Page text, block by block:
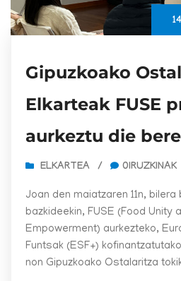
Gipuzkoako
Elkarteak FUSE
aurkeztu die
ELKARTEA / 0IRUZKINAK
Joan den maiatzaren 11n,
bazkideekin, FUSE (Food Unity
Empowerment) aurkezteko,
Funtsak (ESF+)
non Gipuzkoako Ostalaritza